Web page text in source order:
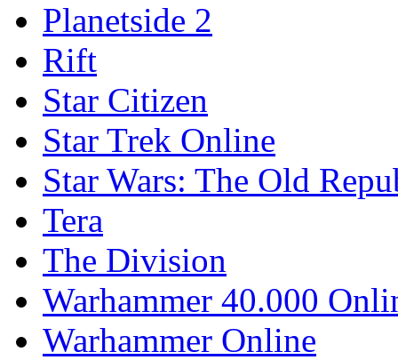
Planetside 2
Rift
Star Citizen
Star Trek Online
Star Wars: The Old
Tera
The Division
Warhammer 40.000
Warhammer Online